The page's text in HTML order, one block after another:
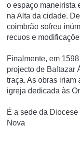
o espaço maneirista
na Alta da cidade.
coimbrão sofreu
recuos e
Finalmente, em
projecto de Baltazar
traça. As obras iriam
igreja dedicada às
É a sede da
Nova